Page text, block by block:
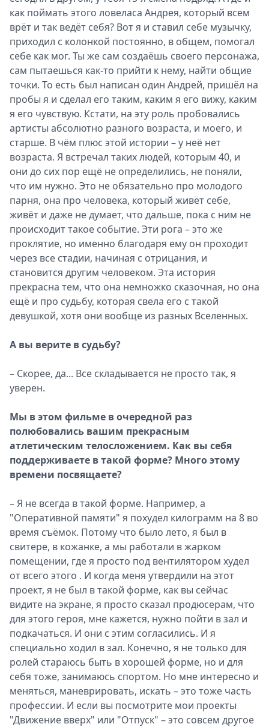
как поймать этого ловеласа Андрея, который всем
врёт и так ведёт себя? Вот я и ставил себе музычку,
приходил с колонкой постоянно, в общем, помогал
себе как мог. Ты же сам создаёшь своего персонажа,
сам пытаешься как-то прийти к нему, найти общие
точки. То есть был написан один Андрей, пришёл на
пробы я и сделал его таким, каким я его вижу, каким
я его чувствую. Кстати, на эту роль пробовались
артисты абсолютно разного возраста, и моего, и
старше. В чём плюс этой истории – у неё нет
возраста. Я встречал таких людей, которым 40, и
они до сих пор ещё не определились, не поняли,
что им нужно. Это не обязательно про молодого
парня, она про человека, который живёт себе,
живёт и даже не думает, что дальше, пока с ним не
происходит такое событие. Эти рога – это же
проклятие, но именно благодаря ему он проходит
через все стадии, начиная с отрицания, и
становится другим человеком. Эта история
прекрасна тем, что она немножко сказочная, но она
ещё и про судьбу, которая свела его с такой
девушкой, хотя они вообще из разных Вселенных.
А вы верите в судьбу?
– Скорее, да... Все складывается не просто так, я
уверен.
Мы в этом фильме в очередной раз
полюбовались вашим прекрасным
атлетическим телосложением. Как вы себя
поддерживаете в такой форме? Много этому
времени посвящаете?
– Я не всегда в такой форме. Например, а
"Оперативной памяти" я похудел килограмм на 8 во
время съёмок. Потому что было лето, я был в
свитере, в кожанке, а мы работали в жарком
помещении, где я просто под вентилятором худел
от всего этого . И когда меня утвердили на этот
проект, я не был в такой форме, как вы сейчас
видите на экране, я просто сказал продюсерам, что
для этого героя, мне кажется, нужно пойти в зал и
подкачаться. И они с этим согласились. И я
специально ходил в зал. Конечно, я не только для
ролей стараюсь быть в хорошей форме, но и для
себя тоже, занимаюсь спортом. Но мне интересно и
меняться, маневрировать, искать – это тоже часть
профессии. И если вы посмотрите мои проекты
"Движение вверх" или "Отпуск" – это совсем другое